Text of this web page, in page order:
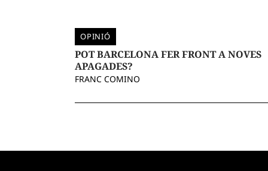
OPINIÓ
POT BARCELONA FER FRONT A NOVES
APAGADES?
FRANC COMINO